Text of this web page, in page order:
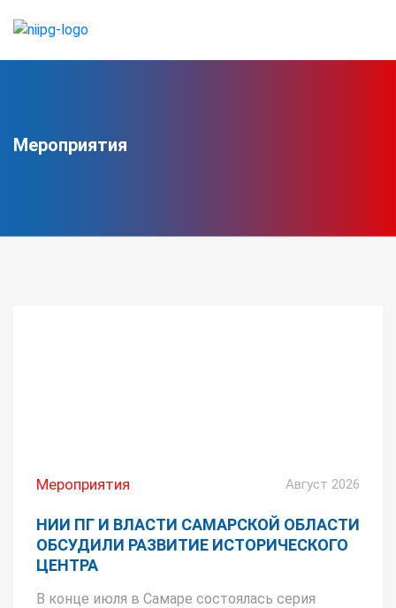
Мероприятия
Мероприятия Август 2026
НИИ ПГ И ВЛАСТИ САМАРСКОЙ ОБЛАСТИ
ОБСУДИЛИ РАЗВИТИЕ ИСТОРИЧЕСКОГО
ЦЕНТРА
В конце июля в Самаре состоялась серия